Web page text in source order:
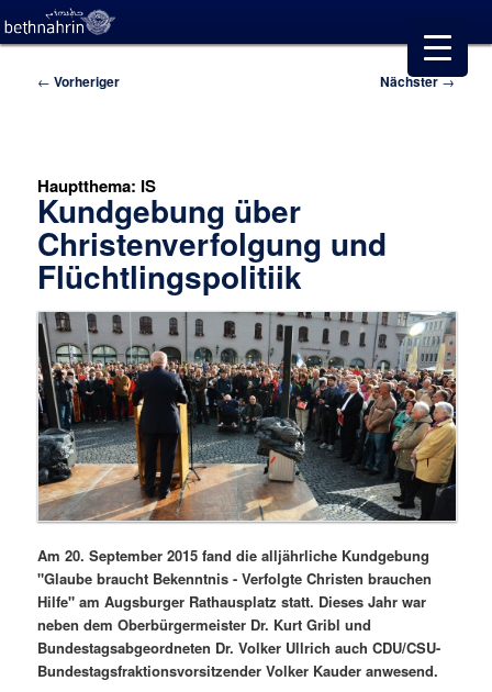
Beitragsnavigation
← Vorheriger Nächster→
Hauptthema: IS
Kundgebung über
Christenverfolgung und
Flüchtlingspolitiik
Am 20. September 2015 fand die alljährliche Kundgebung
"Glaube braucht Bekenntnis - Verfolgte Christen brauchen
Hilfe" am Augsburger Rathausplatz statt. Dieses Jahr war
neben dem Oberbürgermeister Dr. Kurt Gribl und
Bundestagsabgeordneten Dr. Volker Ullrich auch CDU/CSU-
Bundestagsfraktionsvorsitzender Volker Kauder anwesend.